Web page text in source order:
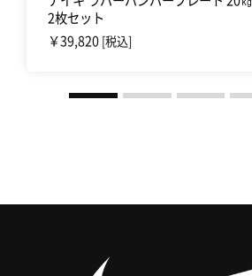
2枚セット
￥39,820 [税込]